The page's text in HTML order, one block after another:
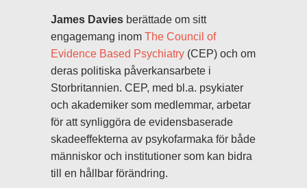
James Davies berättade om sitt
engagemang inom The Council of
Evidence Based Psychiatry (CEP) och om
deras politiska påverkansarbete i
Storbritannien. CEP, med bl.a. psykiater
och akademiker som medlemmar, arbetar
för att synliggöra de evidensbaserade
skadeeffekterna av psykofarmaka för både
människor och institutioner som kan bidra
till en hållbar förändring.